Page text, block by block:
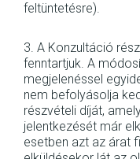
feltüntetésre).
3. A Konzultáció
fenntartjuk. A
megjelenéssel
nem befolyásolja
részvételi díját,
jelentkezését már
esetben azt az árat